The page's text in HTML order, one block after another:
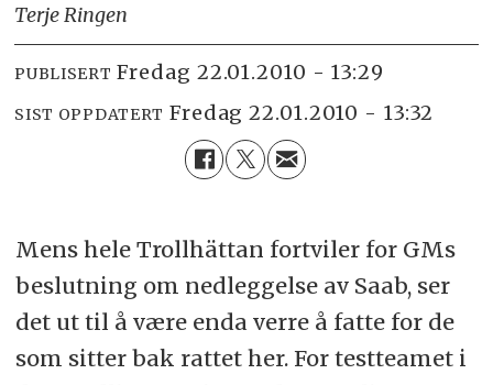
Terje Ringen
PUBLISERT fredag 22.01.2010 - 13:29
SIST OPPDATERT fredag 22.01.2010 - 13:32
Mens hele Trollhättan fortviler for GMs
beslutning om nedleggelse av Saab, ser
det ut til å være enda verre å fatte for de
som sitter bak rattet her. For testteamet i